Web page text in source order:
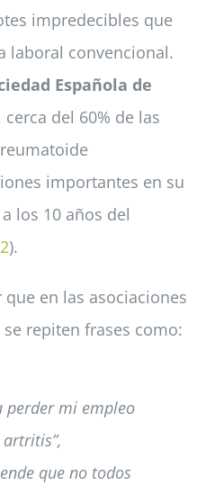
impredecibles que
laboral convencional.
Española de
cerca del 60% de las
importantes en su
los 10 años del
).
en las asociaciones
repiten frases como:
perder mi empleo
que no todos